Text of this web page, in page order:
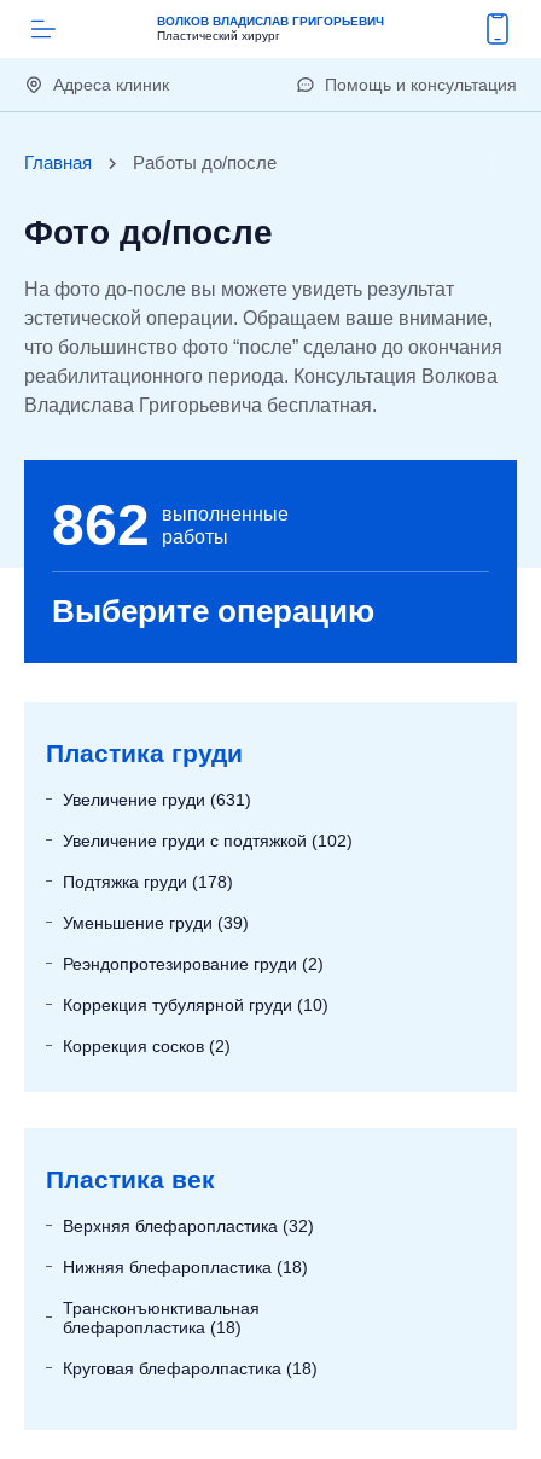
ВОЛКОВ ВЛАДИСЛАВ ГРИГОРЬЕВИЧ
Пластический хирург
Адреса клиник Помощь и консультация
Главная Работы до/после
Фото до/после
На фото до-после вы можете увидеть результат
эстетической операции. Обращаем ваше внимание,
что большинство фото “после” сделано до окончания
реабилитационного периода. Консультация Волкова
Владислава Григорьевича бесплатная.
862
выполненные
работы
Выберите операцию
Пластика груди
Увеличение груди (631)
Увеличение груди с подтяжкой (102)
Подтяжка груди (178)
Уменьшение груди (39)
Реэндопротезирование груди (2)
Коррекция тубулярной груди (10)
Коррекция сосков (2)
Пластика век
Верхняя блефаропластика (32)
Нижняя блефаропластика (18)
Трансконъюнктивальная
блефаропластика (18)
Круговая блефаролпастика (18)